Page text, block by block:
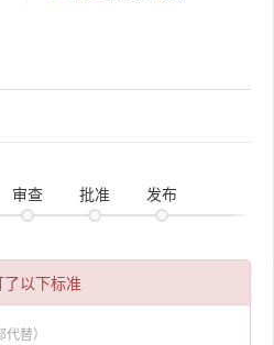
审查 批准 发布
了以下标准
代替）